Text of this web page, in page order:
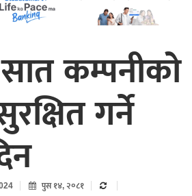
कम्पनीको
गर्ने
पुस १४, २०८१